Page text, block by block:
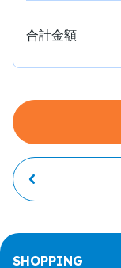
合計金額
SHOPPING